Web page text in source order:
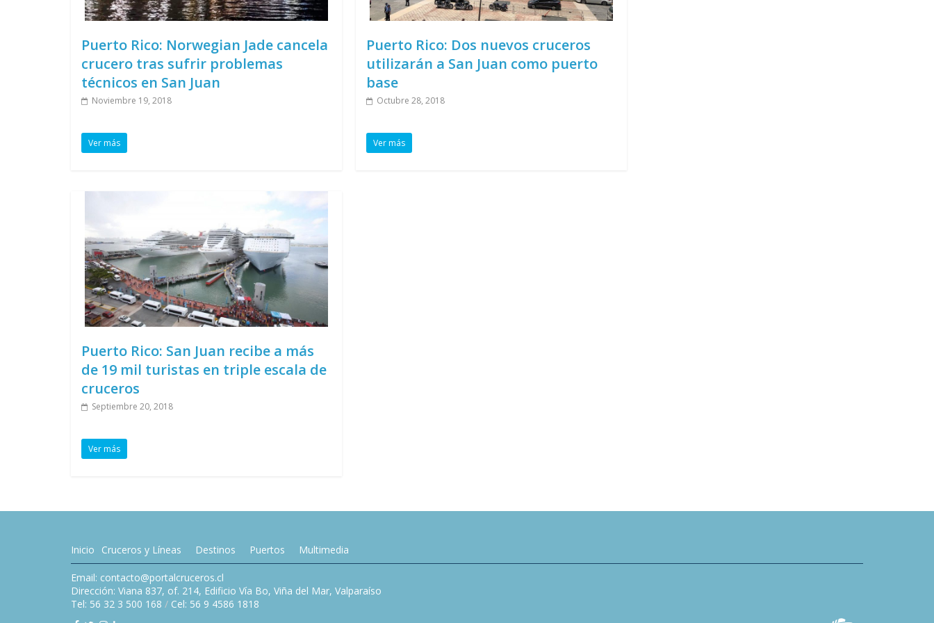
Puerto Rico: Norwegian Jade cancela
crucero tras sufrir problemas
técnicos en San Juan
Noviembre 19, 2018
Ver más
Puerto Rico: Dos nuevos cruceros
utilizarán a San Juan como puerto
base
Octubre 28, 2018
Ver más
Puerto Rico: San Juan recibe a más
de 19 mil turistas en triple escala de
cruceros
Septiembre 20, 2018
Ver más
Inicio Cruceros y Líneas Destinos Puertos Multimedia
Email: contacto@portalcruceros.cl
Dirección: Viana 837, of. 214, Edificio Vía Bo, Viña del Mar, Valparaíso
Tel: 56 32 3 500 168 / Cel: 56 9 4586 1818